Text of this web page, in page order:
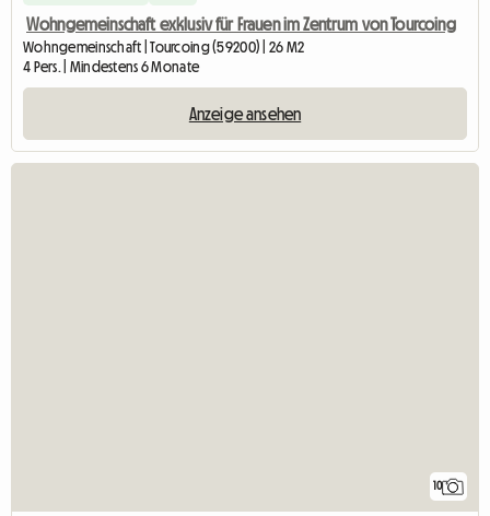
Wohngemeinschaft exklusiv für Frauen im Zentrum von Tourcoing
Wohngemeinschaft | Tourcoing (59200) | 26 M2
4 Pers. | Mindestens 6 Monate
Anzeige ansehen
10